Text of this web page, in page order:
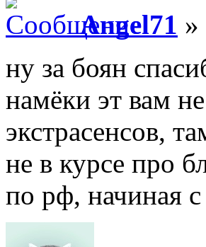
Angel71 »
ну за боян
намёки эт вам
экстрасенсов,
не в курсе про
по рф, начиная